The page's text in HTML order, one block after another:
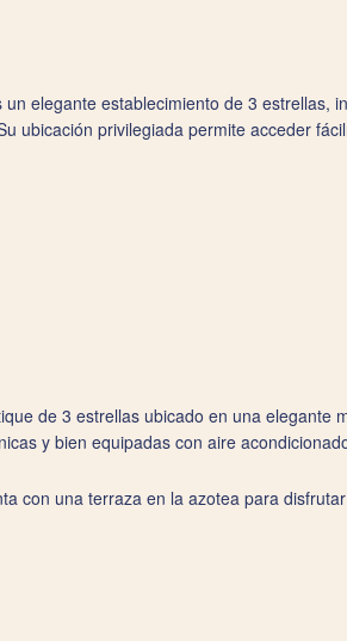
elegante establecimiento de 3
ubicación privilegiada permite acceder
de 3 estrellas ubicado en una
y bien equipadas con aire
con una terraza en la azotea para